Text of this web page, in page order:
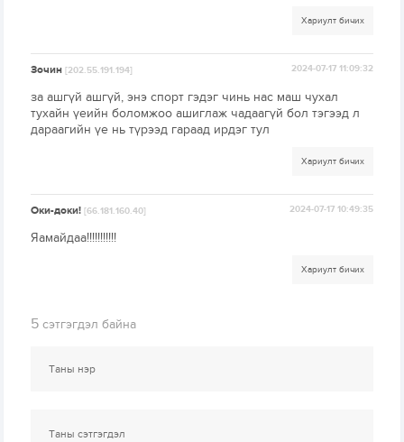
Хариулт бичих
Зочин[202.55.191.194] 2024-07-17 11:09:32
за ашгүй ашгүй, энэ спорт гэдэг чинь нас маш чухал
тухайн үеийн боломжоо ашиглаж чадаагүй бол тэгээд л
дараагийн үе нь түрээд гараад ирдэг тул
Хариулт бичих
Оки-доки![66.181.160.40] 2024-07-17 10:49:35
Яамайдаа!!!!!!!!!!!
Хариулт бичих
5 сэтгэгдэл байна